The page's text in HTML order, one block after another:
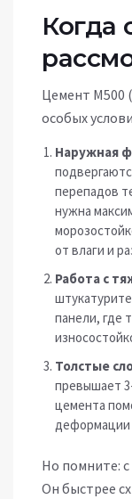
Когда
Цемент М500
особых
Наружная
перепадов
нужна
от влаги и
Работа с
панели, где
Толстые
превышает
цемента
деформации
Но помните:
Он быстрее